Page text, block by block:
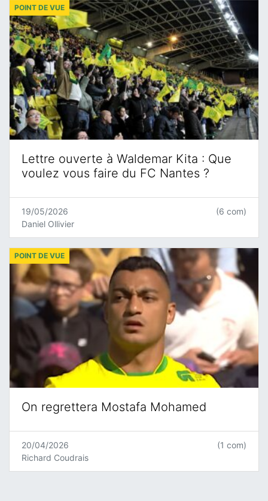
Lettre ouverte à Waldemar Kita : Que
voulez vous faire du FC Nantes ?
POINT DE VUE
19/05/2026
Daniel Ollivier
(6 com)
On regrettera Mostafa Mohamed
POINT DE VUE
20/04/2026
Richard Coudrais
(1 com)